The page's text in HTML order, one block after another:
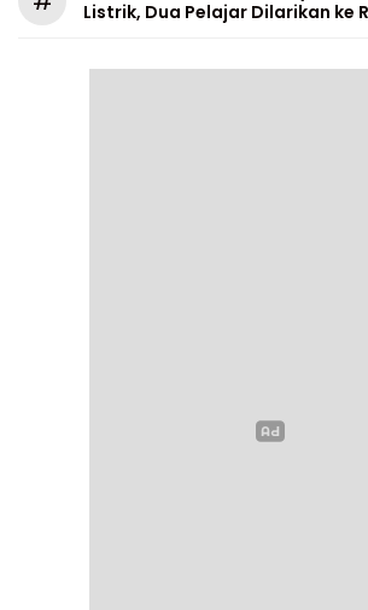
Listrik, Dua Pelajar Dilarikan ke